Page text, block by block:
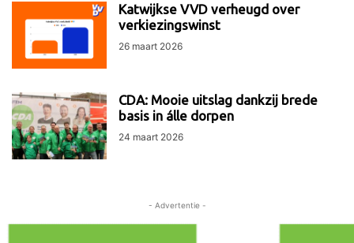
Katwijkse VVD verheugd over
verkiezingswinst
26 maart 2026
CDA: Mooie uitslag dankzij brede
basis in álle dorpen
24 maart 2026
- Advertentie -